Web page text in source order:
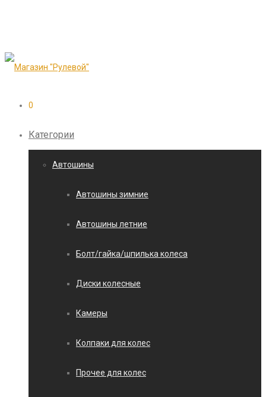
0
Категории
Автошины
Автошины зимние
Автошины летние
Болт/гайка/шпилька колеса
Диски колесные
Камеры
Колпаки для колес
Прочее для колес